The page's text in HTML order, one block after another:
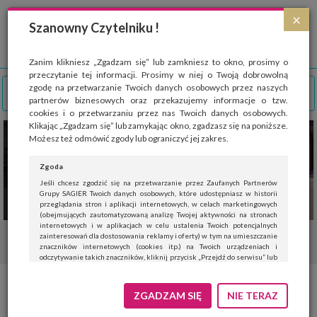
×
Szanowny Czytelniku !
Zanim klikniesz „Zgadzam się” lub zamkniesz to okno, prosimy o
przeczytanie tej informacji. Prosimy w niej o Twoją dobrowolną
zgodę na przetwarzanie Twoich danych osobowych przez naszych
partnerów biznesowych oraz przekazujemy informacje o tzw.
cookies i o przetwarzaniu przez nas Twoich danych osobowych.
Klikając „Zgadzam się” lub zamykając okno, zgadzasz się na poniższe.
Możesz też odmówić zgody lub ograniczyć jej zakres.
Zgoda
Jeśli chcesz zgodzić się na przetwarzanie przez Zaufanych Partnerów
Grupy SAGIER Twoich danych osobowych, które udostępniasz w historii
przeglądania stron i aplikacji internetowych, w celach marketingowych
(obejmujących zautomatyzowaną analizę Twojej aktywności na stronach
internetowych i w aplikacjach w celu ustalenia Twoich potencjalnych
zainteresowań dla dostosowania reklamy i oferty) w tym na umieszczanie
znaczników internetowych (cookies itp.) na Twoich urządzeniach i
odczytywanie takich znaczników, kliknij przycisk „Przejdź do serwisu” lub
Jeśli nie chcesz wyrazić zgody, kliknij „Nie teraz”.
Wyrażenie zgody jest dobrowolne. Możesz edytować zakres zgody, w tym
ZGADZAM SIĘ NIE TERAZ
Strona wykorzystuje pliki cookies, które służą głównie do celów statystycznych.
Wyrażając zgodę na używanie 'cookies', zezwalasz na zapisanie ich w pamięci
przeglądarki. Przejdź do
polityki cookies